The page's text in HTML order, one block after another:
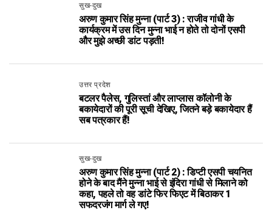
सुख-दुख
अरुण कुमार सिंह मुन्ना (पार्ट 3) : राजीव गांधी के
कार्यक्रम में उस दिन मुन्ना भाई न होते तो दोनों एसपी
और मुझे अच्छी डांट पड़ती!
उत्तर प्रदेश
बटलर पैलेस, गुलिस्तां और लाप्लास कॉलोनी के
बकायेदारों की पूरी सूची देखिए, जितने बड़े बकायेदार हैं
सब पत्रकार हैं!
सुख-दुख
अरुण कुमार सिंह मुन्ना (पार्ट 2) : डिप्टी एसपी चयनित
होने के बाद मैंने मुन्ना भाई से इंदिरा गांधी से मिलाने को
कहा, पहले तो वह डांटे फिर फिएट में बिठाकर 1
सफदरजंग मार्ग ले गए!